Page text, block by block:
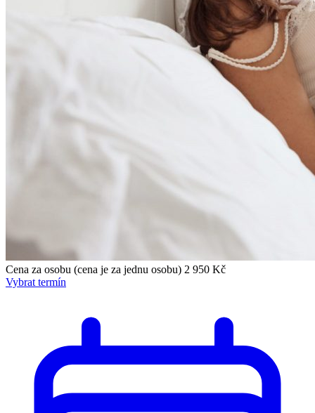
Cena za osobu (cena je za jednu osobu) 2 950 Kč
Vybrat termín